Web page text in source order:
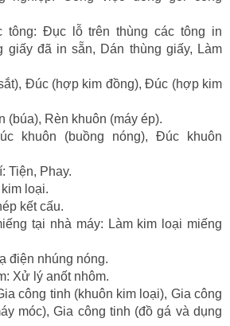
tông: Đục lỗ trên thùng các tông in
giấy đã in sẵn, Dán thùng giấy, Làm
Đúc (hợp kim đồng), Đúc (hợp kim
(búa), Rèn khuôn (máy ép).
khuôn (buồng nóng), Đúc khuôn
Tiện, Phay.
loại.
kết cấu.
tại nhà máy: Làm kim loại miếng
điện nhúng nóng.
Xử lý anốt nhôm.
công tinh (khuôn kim loại), Gia công
móc), Gia công tinh (đồ gá và dụng